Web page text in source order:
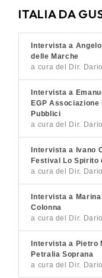
ITALIA DA
Intervista a
delle Marche
a cura del Dir.
Intervista a
EGP
Pubblici
a cura del Dir.
Intervista a Ivano
Festival Lo Spirito
a cura del Dir.
Intervista a
Colonna
a cura del Dir.
Intervista a Pietro
Petralia Soprana
a cura del Dir.